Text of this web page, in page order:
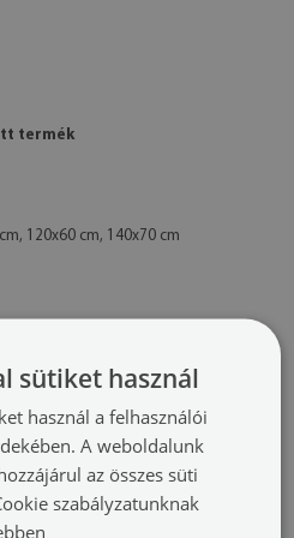
termék
120x60 cm, 140x70 cm
a felszerelésre. A csomag tartalmaz
is.
sütiket használ
használ a felhasználói
A weboldalunk
az összes süti
szabályzatunknak